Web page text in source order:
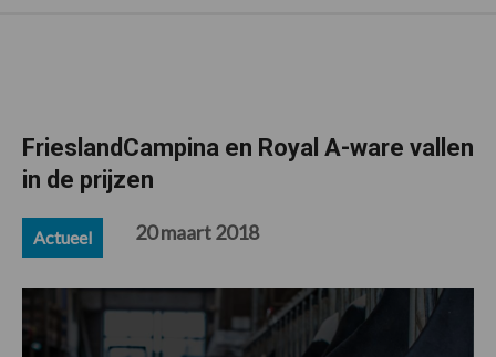
FrieslandCampina en Royal A-ware vallen
in de prijzen
Actueel 20 maart 2018